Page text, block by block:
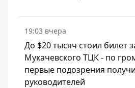
19:03 вчера
До $20 тысяч стоил билет
Мукачевского ТЦК - по
первые подозрения
руководителей